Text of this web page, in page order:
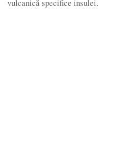
vulcanică specifice insulei.